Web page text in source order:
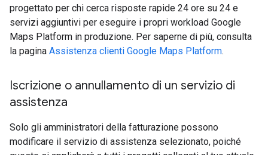
progettato per chi cerca risposte rapide 24 ore su 24 e
servizi aggiuntivi per eseguire i propri workload Google
Maps Platform in produzione. Per saperne di più, consulta
la pagina Assistenza clienti Google Maps Platform.
Iscrizione o annullamento di un servizio di
assistenza
Solo gli amministratori della fatturazione possono
modificare il servizio di assistenza selezionato, poiché